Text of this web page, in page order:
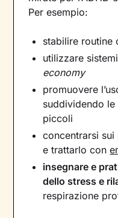
Per esempio:
stabilire routine
utilizzare
economy
promuovere
suddividendo
piccoli
concentrarsi
e trattarlo con
insegnare e
dello stress e
respirazione